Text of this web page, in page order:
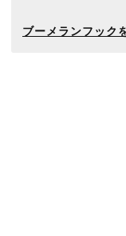
ブーメランフック